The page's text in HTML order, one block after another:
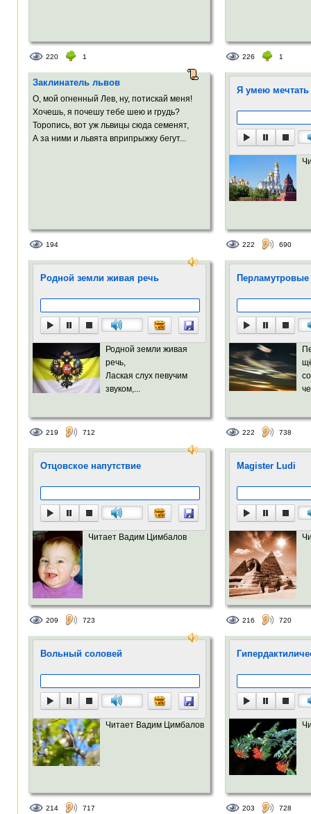
220 1 226 1
Заклинатель львов
О, мой огненный Лев, ну, потискай меня!
Хочешь, я почешу тебе шею и грудь?
Торопись, вот уж львицы сюда семенят,
А за ними и львята вприпрыжку бегут...
194
Я умею мечтать
222 690
Родной земли живая речь
Родной земли живая
речь,
Лаская слух певучим
звуком,...
219 712 222 738
Отцовское напутствие
Читает Вадим Цимбалов
209 723
Magister Ludi
216 720
Вольный соловей
Читает Вадим Цимбалов
214 717 203 728